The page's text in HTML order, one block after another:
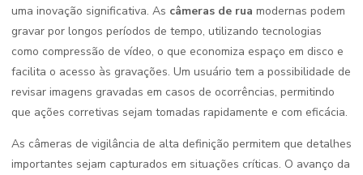
uma inovação significativa. As câmeras de rua modernas podem
gravar por longos períodos de tempo, utilizando tecnologias
como compressão de vídeo, o que economiza espaço em disco e
facilita o acesso às gravações. Um usuário tem a possibilidade de
revisar imagens gravadas em casos de ocorrências, permitindo
que ações corretivas sejam tomadas rapidamente e com eficácia.
As câmeras de vigilância de alta definição permitem que detalhes
importantes sejam capturados em situações críticas. O avanço da